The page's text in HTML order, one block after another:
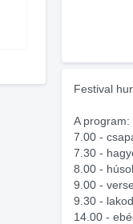
Festival
A program:
7.00 -
7.30 -
8.00 -
9.00 -
9.30 -
14.00 -